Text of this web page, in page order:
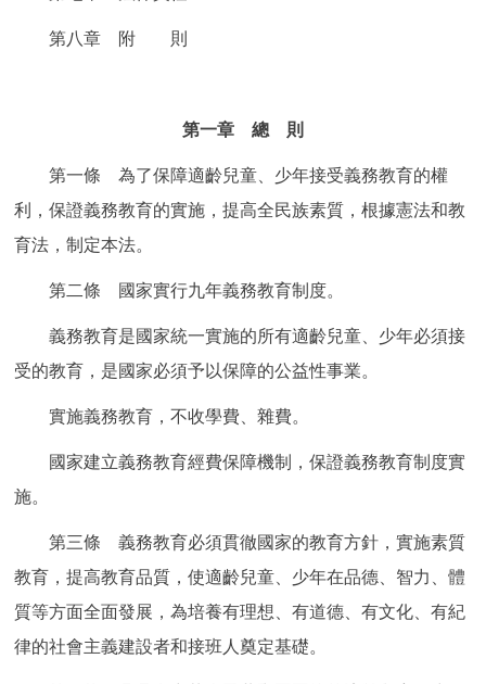
ESPAÑOL
第八章 附 則
第一章 總 則
第一條 為了保障適齡兒童、少年接受義務教育的權
利，保證義務教育的實施，提高全民族素質，根據憲法和教
育法，制定本法。
第二條 國家實行九年義務教育制度。
義務教育是國家統一實施的所有適齡兒童、少年必須接
受的教育，是國家必須予以保障的公益性事業。
實施義務教育，不收學費、雜費。
國家建立義務教育經費保障機制，保證義務教育制度實
施。
第三條 義務教育必須貫徹國家的教育方針，實施素質
教育，提高教育品質，使適齡兒童、少年在品德、智力、體
質等方面全面發展，為培養有理想、有道德、有文化、有紀
律的社會主義建設者和接班人奠定基礎。